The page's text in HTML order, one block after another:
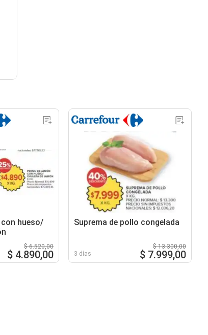
con hueso/
$ 6.520,00
$ 4.890,00
Suprema de pollo congelada
3 días
$ 13.300,00
$ 7.999,00